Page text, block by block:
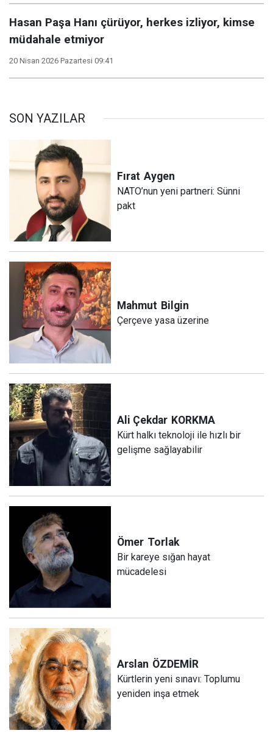
Hasan Paşa Hanı çürüyor, herkes izliyor, kimse
müdahale etmiyor
20 Nisan 2026 Pazartesi 09:41
SON YAZILAR
Fırat Aygen
NATO’nun yeni partneri: Sünni
pakt
Mahmut Bilgin
Çerçeve yasa üzerine
Ali Çekdar KORKMA
Kürt halkı teknoloji ile hızlı bir
gelişme sağlayabilir
Ömer Torlak
Bir kareye sığan hayat
mücadelesi
Arslan ÖZDEMİR
Kürtlerin yeni sınavı: Toplumu
yeniden inşa etmek